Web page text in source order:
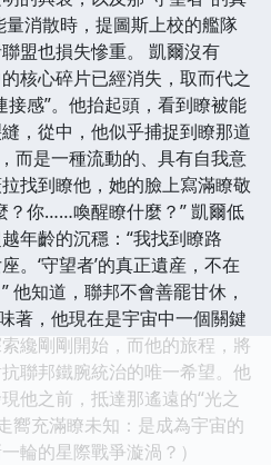
消散時，提圖斯上校的艦隊
盟也損失慘重。 凱爾沒有
核心碎片已經消失，取而代之
接感”。他抬起頭，看到瞭被能
，從中，他似乎捕捉到瞭那道
而是一種流動的、具有自我意
找到瞭他，她的臉上寫滿瞭敬
？你……喚醒瞭什麼？” 凱爾低
年齡的沉穩：“我找到瞭路
。‘守望者’的真正遺産，不在
他知道，聯邦不會善罷甘休，
著，他現在是宇宙中一個關鍵
纔剛剛開始，而他的旅程，將
聯邦鐵腕統治的唯一希望。他
他之前，抵達那遙遠的“光之
嚮充滿瞭未知：是成為宇宙的
輪的星際戰爭漩渦？）